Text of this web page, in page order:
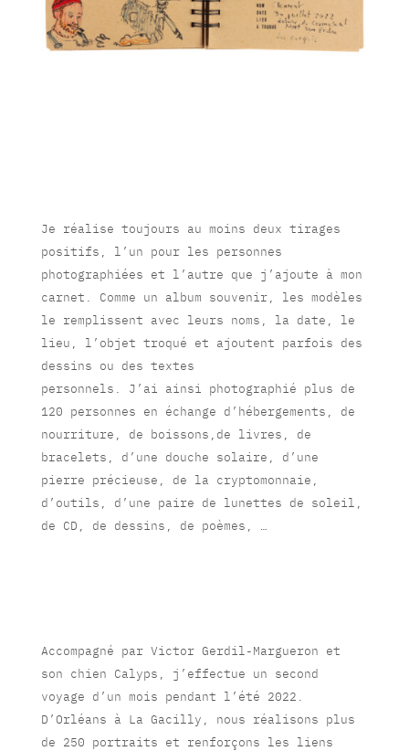
Je réalise toujours au moins deux tirages
positifs, l’un pour les personnes
photographiées et l’autre que j’ajoute à mon
carnet. Comme un album souvenir, les modèles
le remplissent avec leurs noms, la date, le
lieu, l’objet troqué et ajoutent parfois des
dessins ou des textes
personnels. J’ai ainsi photographié plus de
120 personnes en échange d’hébergements, de
nourriture, de boissons,de livres, de
bracelets, d’une douche solaire, d’une
pierre précieuse, de la cryptomonnaie,
d’outils, d’une paire de lunettes de soleil,
de CD, de dessins, de poèmes, …
Accompagné par Victor Gerdil-Margueron et
son chien Calyps, j’effectue un second
voyage d’un mois pendant l’été 2022.
D’Orléans à La Gacilly, nous réalisons plus
de 250 portraits et renforçons les liens